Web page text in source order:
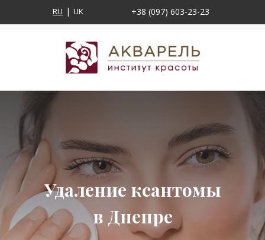
RU UK +38 (097) 603-23-23
Удаление ксантомы
в Днепре